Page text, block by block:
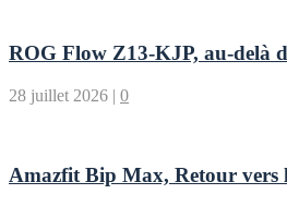
ROG Flow Z13-KJP, au-delà
28 juillet 2026 | 0
Amazfit Bip Max, Retour vers